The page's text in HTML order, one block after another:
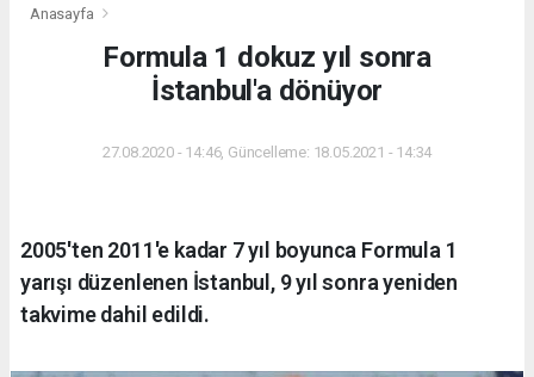
Anasayfa
Formula 1 dokuz yıl sonra
İstanbul'a dönüyor
27.08.2020 - 14:46, Güncelleme: 18.05.2021 - 14:34
2005'ten 2011'e kadar 7 yıl boyunca Formula 1
yarışı düzenlenen İstanbul, 9 yıl sonra yeniden
takvime dahil edildi.